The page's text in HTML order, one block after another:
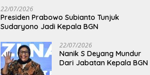
22/07/2026
Presiden Prabowo Subianto Tunjuk
Sudaryono Jadi Kepala BGN
22/07/2026
Nanik S Deyang Mundur
Dari Jabatan Kepala BGN